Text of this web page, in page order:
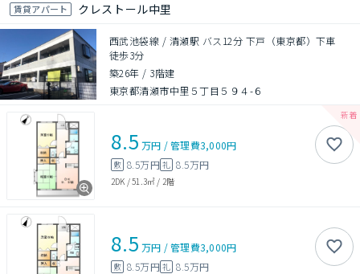
賃貸アパート クレストール中里
西武池袋線 / 清瀬駅 バス12分 下戸（東京都）下車
徒歩3分
築26年 / 3階建
東京都清瀬市中里５丁目５９４-６
8.5 万円 /管理費3,000円
敷 8.5万円礼 8.5万円
2DK /51.3㎡ / 2階
8.5 万円 /管理費3,000円
敷 8.5万円礼 8.5万円